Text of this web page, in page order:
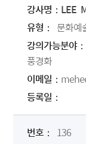
LEE
문화예
풍경화
136